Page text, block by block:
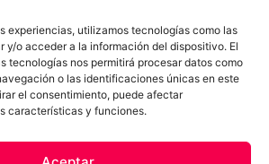
experiencias, utilizamos tecnologías como las
y/o acceder a la información del dispositivo. El
tecnologías nos permitirá procesar datos como
o las identificaciones únicas en este
el consentimiento, puede afectar
características y funciones.
Política de cookies